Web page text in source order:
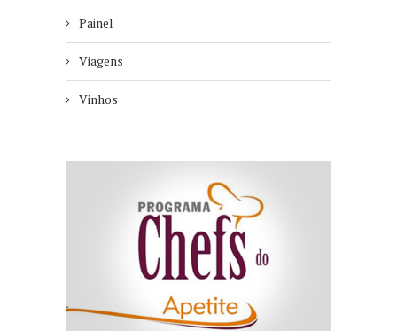
Painel
Viagens
Vinhos